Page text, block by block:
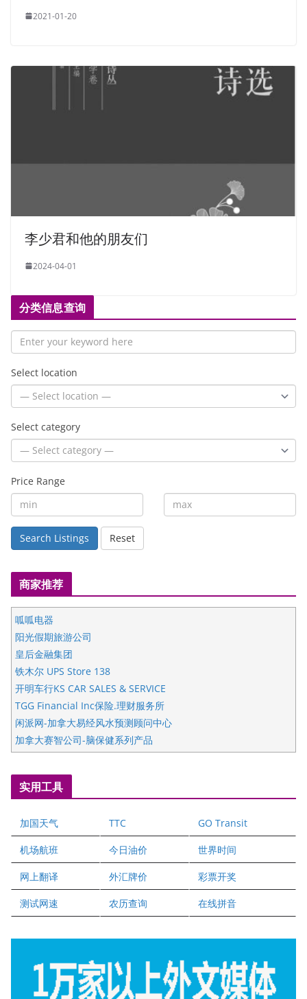
2021-01-20
李少君和他的朋友们
2024-04-01
分类信息查询
Select location
Select category
Price Range
Search Listings Reset
商家推荐
呱呱电器
阳光假期旅游公司
皇后金融集团
铁木尔 UPS Store 138
开明车行KS CAR SALES & SERVICE
TGG Financial Inc保险.理财服务所
闲派网-加拿大易经风水预测顾问中心
加拿大赛智公司-脑保健系列产品
五星国艺拍卖及评估公司
国际注册执业营养师公会
爱德华连锁酒店万锦分店
健健宝公司
二十一世纪美联地产公司
全球趋势移民留学
盛达资本
正点印艺设计
实用工具
加国天气 TTC GO Transit
机场航班 今日油价 世界时间
网上翻译 外汇牌价 彩票开奖
测试网速 农历查询 在线拼音